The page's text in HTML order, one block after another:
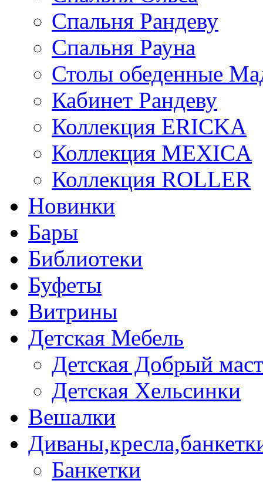
Спальня Рандеву
Спальня Рауна
Столы обеденные
Кабинет Рандеву
Коллекция ERICKA
Коллекция MEXICA
Коллекция ROLLER
Новинки
Бары
Библиотеки
Буфеты
Витрины
Детская Мебель
Детская Добрый
Детская Хельсинки
Вешалки
Банкетки